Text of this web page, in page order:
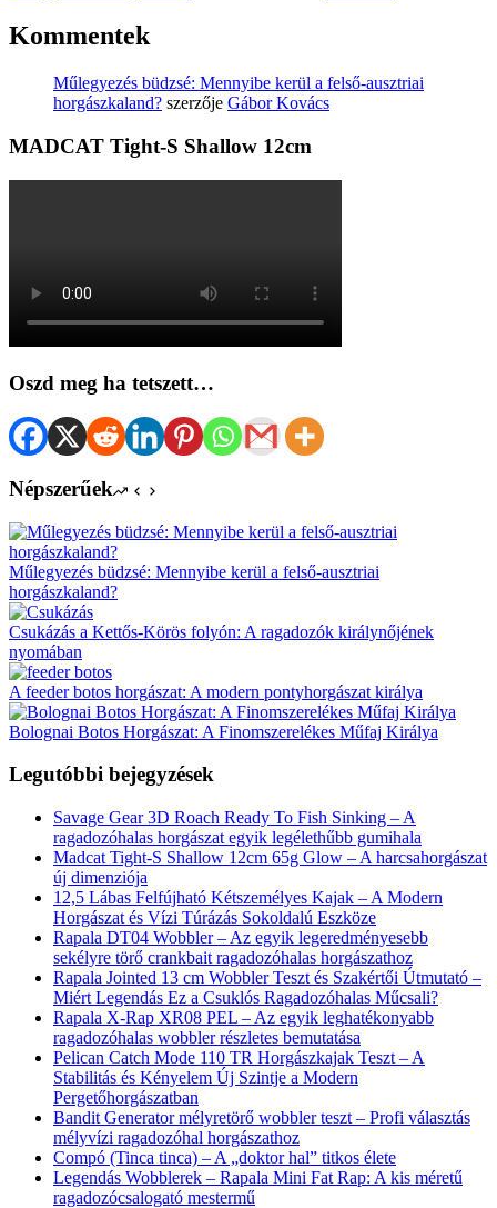
Kommentek
Műlegyezés büdzsé: Mennyibe kerül a felső-ausztriai
horgászkaland? szerzője Gábor Kovács
MADCAT Tight-S Shallow 12cm
Oszd meg ha tetszett…
Népszerűek
Műlegyezés büdzsé: Mennyibe kerül a felső-ausztriai
horgászkaland?
Csukázás a Kettős-Körös folyón: A ragadozók királynőjének
nyomában
A feeder botos horgászat: A modern pontyhorgászat királya
Bolognai Botos Horgászat: A Finomszerelékes Műfaj Királya
Legutóbbi bejegyzések
Savage Gear 3D Roach Ready To Fish Sinking – A
ragadozóhalas horgászat egyik legélethűbb gumihala
Madcat Tight-S Shallow 12cm 65g Glow – A harcsahorgászat
új dimenziója
12,5 Lábas Felfújható Kétszemélyes Kajak – A Modern
Horgászat és Vízi Túrázás Sokoldalú Eszköze
Rapala DT04 Wobbler – Az egyik legeredményesebb
sekélyre törő crankbait ragadozóhalas horgászathoz
Rapala Jointed 13 cm Wobbler Teszt és Szakértői Útmutató –
Miért Legendás Ez a Csuklós Ragadozóhalas Műcsali?
Rapala X-Rap XR08 PEL – Az egyik leghatékonyabb
ragadozóhalas wobbler részletes bemutatása
Pelican Catch Mode 110 TR Horgászkajak Teszt – A
Stabilitás és Kényelem Új Szintje a Modern
Pergetőhorgászatban
Bandit Generator mélyretörő wobbler teszt – Profi választás
mélyvízi ragadozóhal horgászathoz
Compó (Tinca tinca) – A „doktor hal” titkos élete
Legendás Wobblerek – Rapala Mini Fat Rap: A kis méretű
ragadozócsalogató mestermű